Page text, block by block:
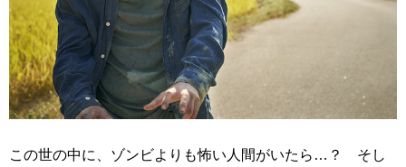
この世の中に、ゾンビよりも怖い人間がいたら…？ そし